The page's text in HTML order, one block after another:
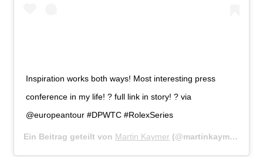
Inspiration works both ways! Most interesting press
conference in my life! ? full link in story! ? via
@europeantour #DPWTC #RolexSeries
Ein Beitrag geteilt von Martin Kaymer (@martinkaymer59) am